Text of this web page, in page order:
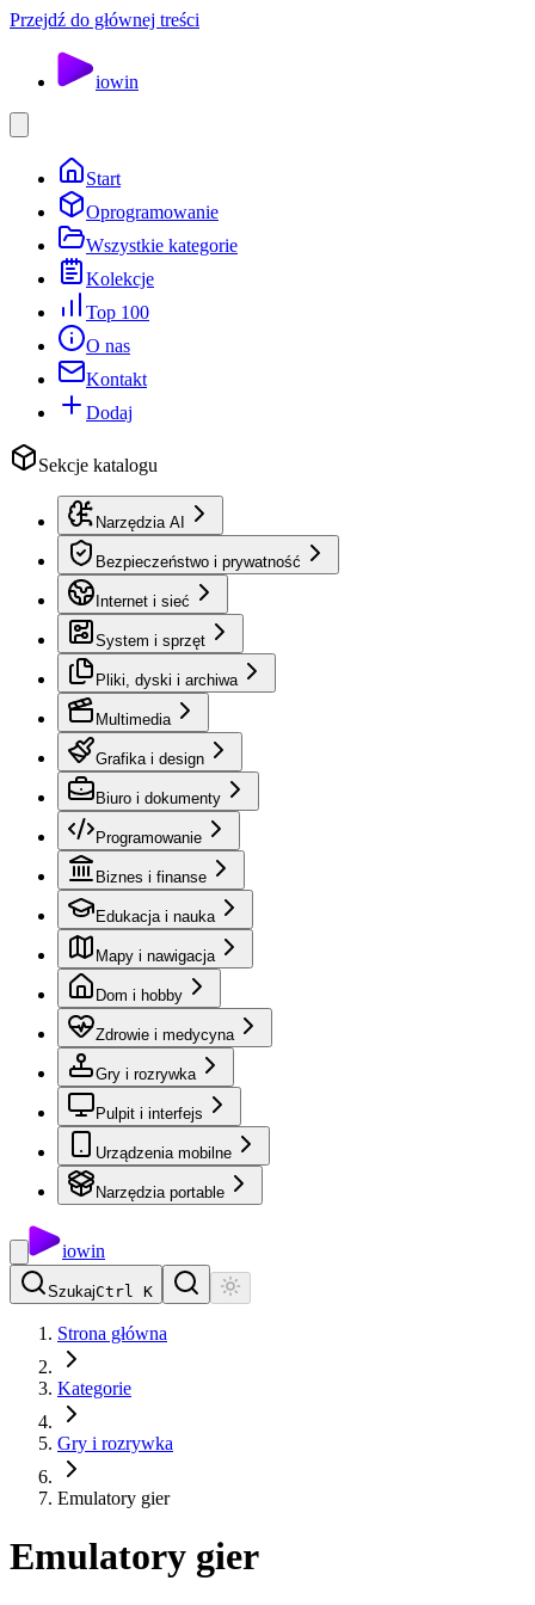
Przejdź do głównej treści
iowin
Start
Oprogramowanie
Wszystkie kategorie
Kolekcje
Top 100
O nas
Kontakt
Dodaj
Sekcje katalogu
Narzędzia AI
Bezpieczeństwo i prywatność
Internet i sieć
System i sprzęt
Pliki, dyski i archiwa
Multimedia
Grafika i design
Biuro i dokumenty
Programowanie
Biznes i finanse
Edukacja i nauka
Mapy i nawigacja
Dom i hobby
Zdrowie i medycyna
Gry i rozrywka
Pulpit i interfejs
Urządzenia mobilne
Narzędzia portable
iowin
SzukajCtrl K
Strona główna
Kategorie
Gry i rozrywka
Emulatory gier
Emulatory gier